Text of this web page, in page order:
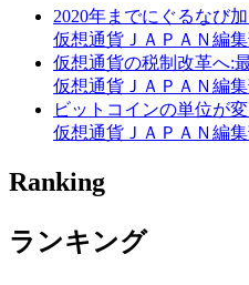
2020年までにぐるなび
仮想通貨ＪＡＰＡＮ編
仮想通貨の税制改革へ:
仮想通貨ＪＡＰＡＮ編
ビットコインの単位が
仮想通貨ＪＡＰＡＮ編
Ranking
ランキング